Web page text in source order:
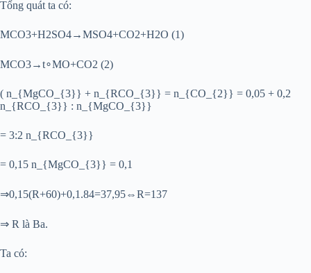
Tổng quát ta có:
MCO3+H2SO4→MSO4+CO2+H2O (1)
MCO3→t∘MO+CO2 (2)
( n_{MgCO_{3}} + n_{RCO_{3}} = n_{CO_{2}} = 0,05 + 0,2
n_{RCO_{3}} : n_{MgCO_{3}}
= 3:2 n_{RCO_{3}}
= 0,15 n_{MgCO_{3}} = 0,1
⇒0,15(R+60)+0,1.84=37,95⇔R=137
⇒ R là Ba.
Ta có: